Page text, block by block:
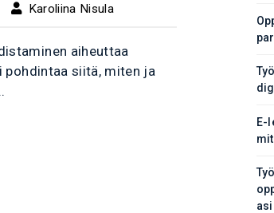
Karoliina Nisula
aiheuttaa
siitä, miten ja
E-